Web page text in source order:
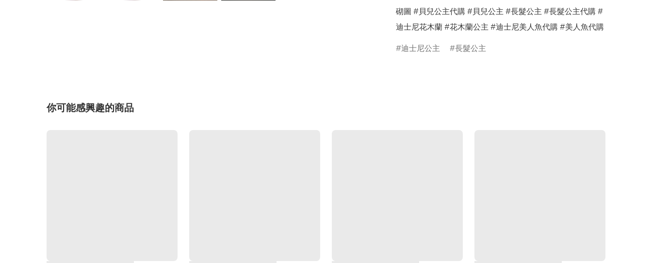
砌圖 #貝兒公主代購 #貝兒公主 #長髮公主 #長髮公主代購 #
迪士尼花木蘭 #花木蘭公主 #迪士尼美人魚代購 #美人魚代購
迪士尼公主 長髮公主
你可能感興趣的商品